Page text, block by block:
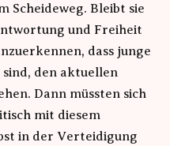
Scheideweg. Bleibt sie
und Freiheit
dass junge
den aktuellen
Dann müssten sich
mit diesem
in der Verteidigung